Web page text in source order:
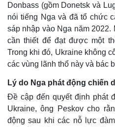
Donbass (gồm Donetsk và
nói tiếng Nga và đã tổ chức
sáp nhập vào Nga năm
cần thiết để đạt được một
Trong khi đó, Ukraine không
các vùng lãnh thổ này và bác
Lý do Nga phát động chiến
Đề cập đến quyết định phát
Ukraine, ông Peskov cho
động sau khi các nỗ lực